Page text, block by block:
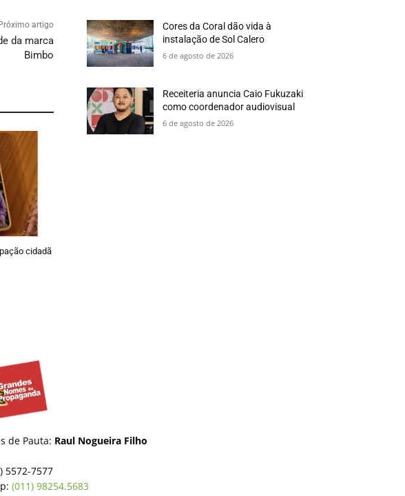
Próximo artigo
da marca
Bimbo
cidadã
Cores da Coral dão vida à
instalação de Sol Calero
6 de agosto de 2026
Receiteria anuncia Caio Fukuzaki
como coordenador audiovisual
6 de agosto de 2026
de Pauta: Raul Nogueira Filho
5572-7577
(011) 98254.5683